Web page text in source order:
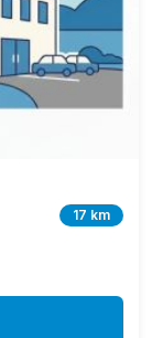
17 km